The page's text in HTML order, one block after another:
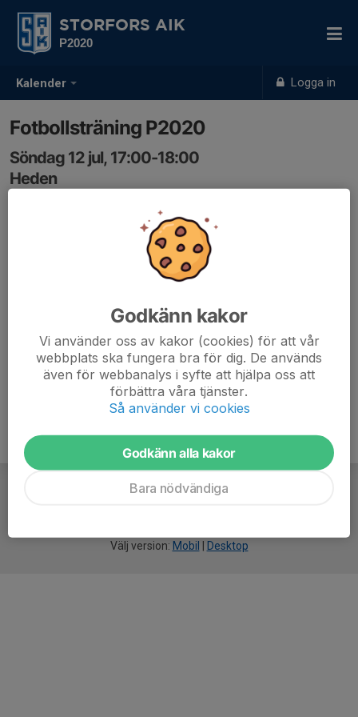
Kalender Logga in
STORFORS AIK
P2020
Fotbollsträning P2020
Söndag 12 jul, 17:00-18:00
Heden
Välj version: Mobil Desktop
Godkänn kakor
Vi använder oss av kakor (cookies) för att vår
webbplats ska fungera bra för dig. De används
även för webbanalys i syfte att hjälpa oss att
förbättra våra tjänster.
Så använder vi cookies
Godkänn alla kakor
Bara nödvändiga